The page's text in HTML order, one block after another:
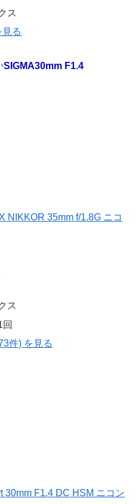
ス
る
SIGMA30mm F1.4
NIKKOR 35mm f/1.8G ニコ
ス
回
件) を見る
30mm F1.4 DC HSM ニコン